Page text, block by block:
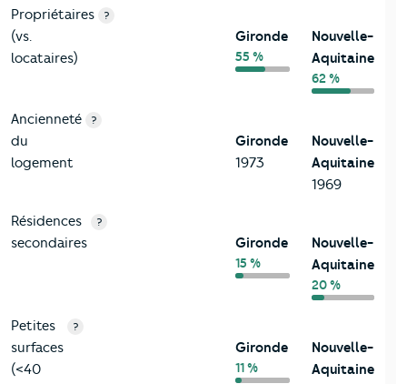
Propriétaires
(vs.
locataires)
?
Gironde
55 %
Nouvelle-
Aquitaine
62 %
Ancienneté
du
logement
?
Gironde
1973
Nouvelle-
Aquitaine
1969
Résidences
secondaires
?
Gironde
15 %
Nouvelle-
Aquitaine
20 %
Petites
surfaces
(<40
?
Gironde
11 %
Nouvelle-
Aquitaine